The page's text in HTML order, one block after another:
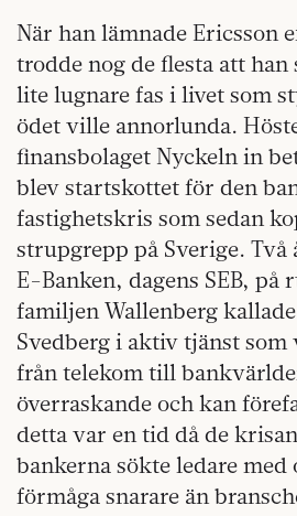
När han lämnade Ericsson
trodde nog de flesta att han
lite lugnare fas i livet som
ödet ville annorlunda.
finansbolaget Nyckeln in
blev startskottet för den
fastighetskris som sedan
strupgrepp på Sverige. Två
E-Banken, dagens SEB, på
familjen Wallenberg
Svedberg i aktiv tjänst som
från telekom till
överraskande och kan
detta var en tid då de
bankerna sökte ledare
förmåga snarare än